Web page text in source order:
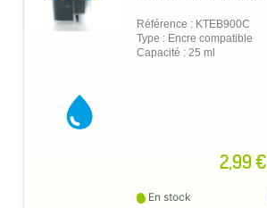
Référence : KTEB900C
Type : Encre compatible
Capacité : 25 ml
2,99 €
En stock